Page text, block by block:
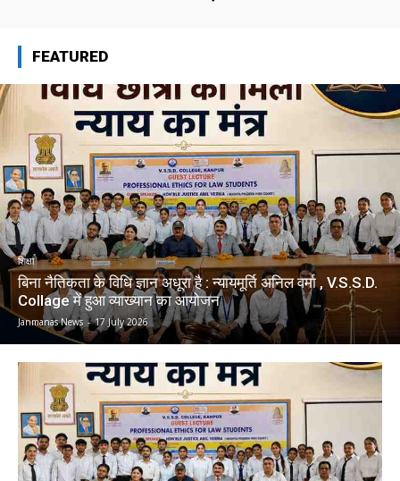
FEATURED
शिक्षा
बिना नैतिकता के विधि ज्ञान अधूरा है : न्यायमूर्ति अनिल वर्मा , V.S.S.D.
Collage में हुआ व्याख्यान का आयोजन
Janmanas News - 17 July 2026